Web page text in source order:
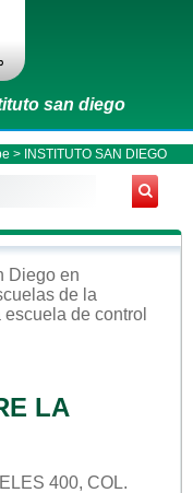
san diego
> INSTITUTO SAN DIEGO
Diego en
de la
escuela de control
LA
400, COL.